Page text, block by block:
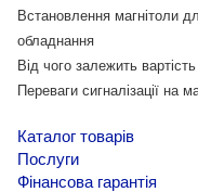
Встановлення магнітоли
обладнання
Від чого залежить
Переваги сигналізації на
Каталог товарів
Послуги
Фінансова гарантія